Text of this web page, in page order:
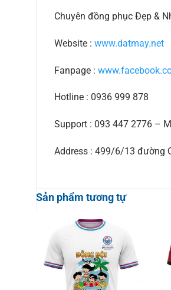
Chuyên đồng phục Đẹp &
Website : www.datmay.net
Fanpage :
Hotline : 0936 999 878
Support : 093 447 2776 –
Address : 499/6/13 đường
Sản phẩm tương tự